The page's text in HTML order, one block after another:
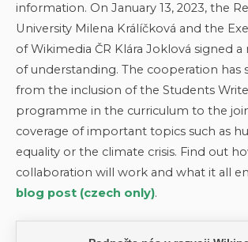
information. On January 13, 2023, the
University Milena Králíčková and the
of Wikimedia ČR Klára Joklová signed
of understanding. The cooperation has
from the inclusion of the Students
programme in the curriculum to the
coverage of important topics such as
equality or the climate crisis. Find out
collaboration will work and what it all
blog post (czech only).